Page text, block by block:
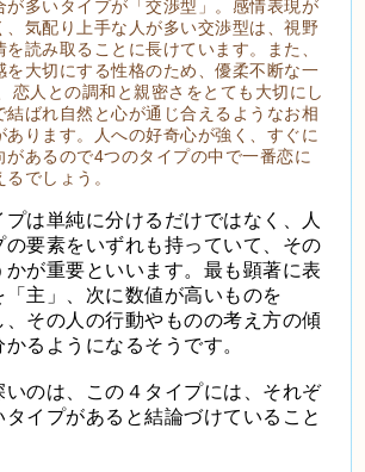
が多いタイプが「交渉型」。感情表現が
、気配り上手な人が多い交渉型は、視野
読み取ることに長けています。また、
を大切にする性格のため、優柔不断な一
恋人との調和と親密さをとても大切にし
結ばれ自然と心が通じ合えるようなお相
あります。人への好奇心が強く、すぐに
があるので4つのタイプの中で一番恋に
でしょう。
プは単純に分けるだけではなく、人
の要素をいずれも持っていて、その
が重要といいます。最も顕著に表
主」、次に数値が高いものを
、その人の行動やものの考え方の傾
るようになるそうです。
いのは、この４タイプには、それぞ
イプがあると結論づけていること